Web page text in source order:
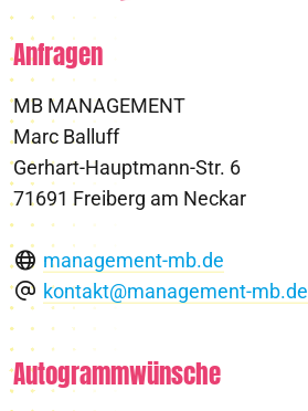
Anfragen
MB MANAGEMENT
Marc Balluff
Gerhart-Hauptmann-Str. 6
71691 Freiberg am Neckar
management-mb.de
kontakt@management-mb.de
Autogrammwünsche